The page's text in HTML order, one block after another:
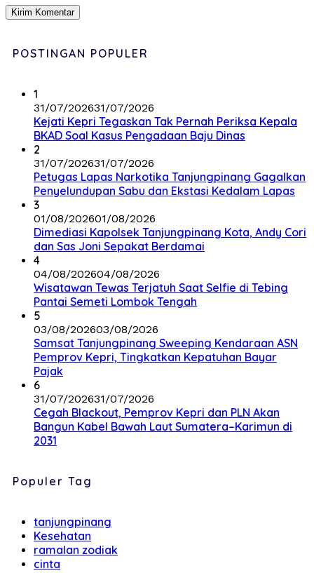
POSTINGAN POPULER
1
31/07/202631/07/2026
Kejati Kepri Tegaskan Tak Pernah Periksa Kepala
BKAD Soal Kasus Pengadaan Baju Dinas
2
31/07/202631/07/2026
Petugas Lapas Narkotika Tanjungpinang Gagalkan
Penyelundupan Sabu dan Ekstasi Kedalam Lapas
3
01/08/202601/08/2026
Dimediasi Kapolsek Tanjungpinang Kota, Andy Cori
dan Sas Joni Sepakat Berdamai
4
04/08/202604/08/2026
Wisatawan Tewas Terjatuh Saat Selfie di Tebing
Pantai Semeti Lombok Tengah
5
03/08/202603/08/2026
Samsat Tanjungpinang Sweeping Kendaraan ASN
Pemprov Kepri, Tingkatkan Kepatuhan Bayar
Pajak
6
31/07/202631/07/2026
Cegah Blackout, Pemprov Kepri dan PLN Akan
Bangun Kabel Bawah Laut Sumatera–Karimun di
2031
Populer Tag
tanjungpinang
Kesehatan
ramalan zodiak
cinta